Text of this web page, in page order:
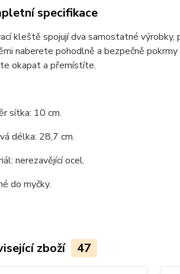
specifikace
kleště spojují dva samostatné
naberete pohodlně a bezpečně pokrmy
okapat a přemístíte.
sítka: 10 cm.
délka: 28,7 cm.
nerezavějící ocel.
do myčky.
zboží 47